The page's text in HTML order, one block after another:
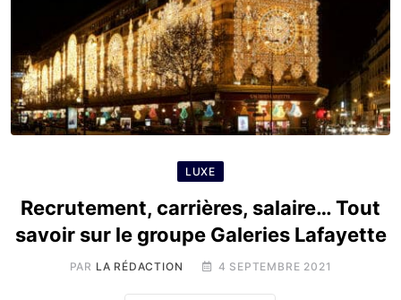
LUXE
Recrutement, carrières, salaire… Tout
savoir sur le groupe Galeries Lafayette
PAR LA RÉDACTION 4 SEPTEMBRE 2021